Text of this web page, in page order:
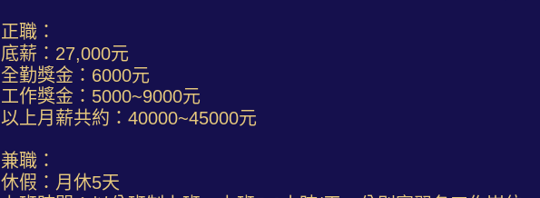
正職：
底薪：27,000元
全勤獎金：6000元
工作獎金：5000~9000元
以上月薪共約：40000~45000元
兼職：
休假：月休5天